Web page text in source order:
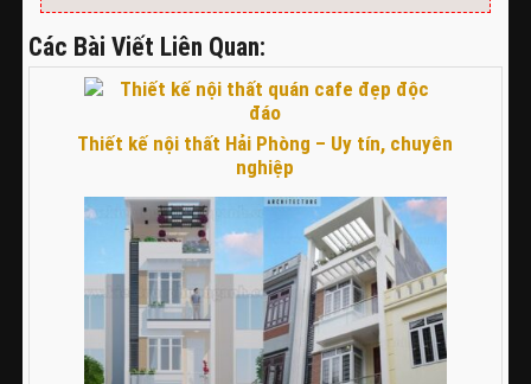
Các Bài Viết Liên Quan:
Thiết kế nội thất Hải Phòng – Uy tín, chuyên
nghiệp